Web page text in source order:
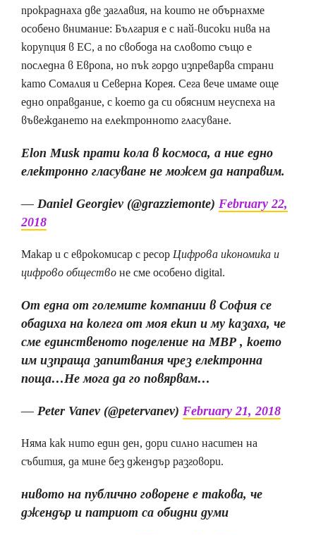
прокраднаха две заглавия, на които не обърнахме
особено внимание: България е с най-високи нива на
корупция в ЕС, а по свобода на словото също е
последна в Европа, но пък гордо изпреварва страни
като Сомалия и Северна Корея. Сега вече имаме още
едно оправдание, с което да си обясним неуспеха на
въвеждането на електронното гласуване.
Elon Musk прати кола в космоса, а ние едно
електронно гласуване не можем да направим.
— Daniel Georgiev (@grazziemonte) February 22,
2018
Макар и с еврокомисар с ресорЦифрова икономика и
цифрово обществоне сме особено digital.
От една от големите компании в София се
обадиха на колега от моя екип и му казаха, че
сме единственото поделение на МВР , което
им изпраща запитвания чрез електронна
поща…Не мога да го повярвам…
— Peter Vanev (@petervanev) February 21, 2018
Няма как нито един ден, дори силно наситен на
събития, да мине без джендър разговори.
нивото на публично говорене е такова, че
джендър и патриот са обидни думи